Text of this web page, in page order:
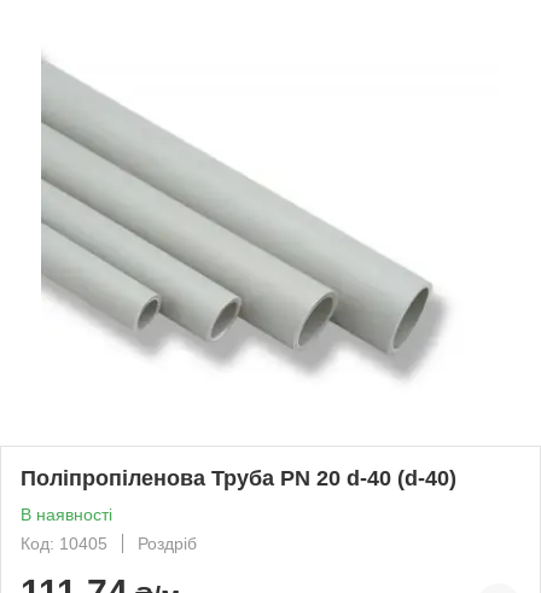
Поліпропіленова Труба PN 20 d-40 (d-40)
В наявності
Код: 10405
Роздріб